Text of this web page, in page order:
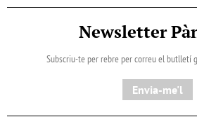
Newsletter
Subscriu-te per rebre per correu el butlletí
Envia-me'l